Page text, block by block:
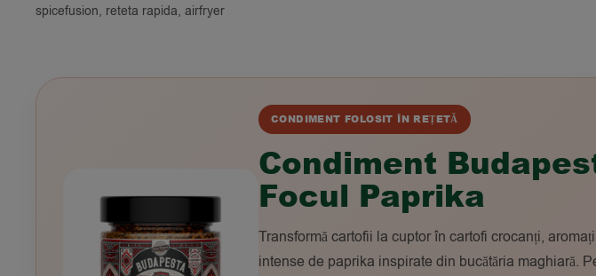
spicefusion, reteta rapida, airfryer
CONDIMENT FOLOSIT ÎN REȚETĂ
Condiment
Focul Paprika
Transformă cartofii la cuptor în cartofi crocanți,
intense de paprika inspirate din bucătăria maghiară.